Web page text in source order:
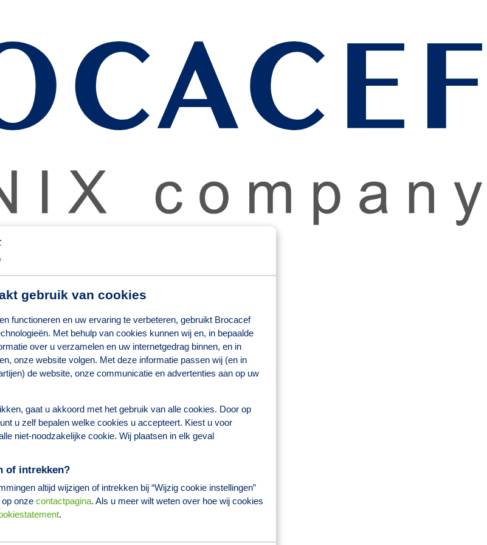
gebruik van cookies
functioneren en uw ervaring te verbeteren, gebruikt Brocacef
Met behulp van cookies kunnen wij en, in bepaalde
over u verzamelen en uw internetgedrag binnen, en in
onze website volgen. Met deze informatie passen wij (en in
de website, onze communicatie en advertenties aan op uw
gaat u akkoord met het gebruik van alle cookies. Door op
u zelf bepalen welke cookies u accepteert. Kiest u voor
niet-noodzakelijke cookie. Wij plaatsen in elk geval
of intrekken?
altijd wijzigen of intrekken bij “Wijzig cookie instellingen”
onze contactpagina. Als u meer wilt weten over hoe wij cookies
.